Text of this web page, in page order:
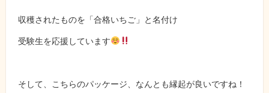
収穫されたものを「合格いちご」と名付け
受験生を応援しています
そして、こちらのパッケージ、なんとも縁起が良いですね！